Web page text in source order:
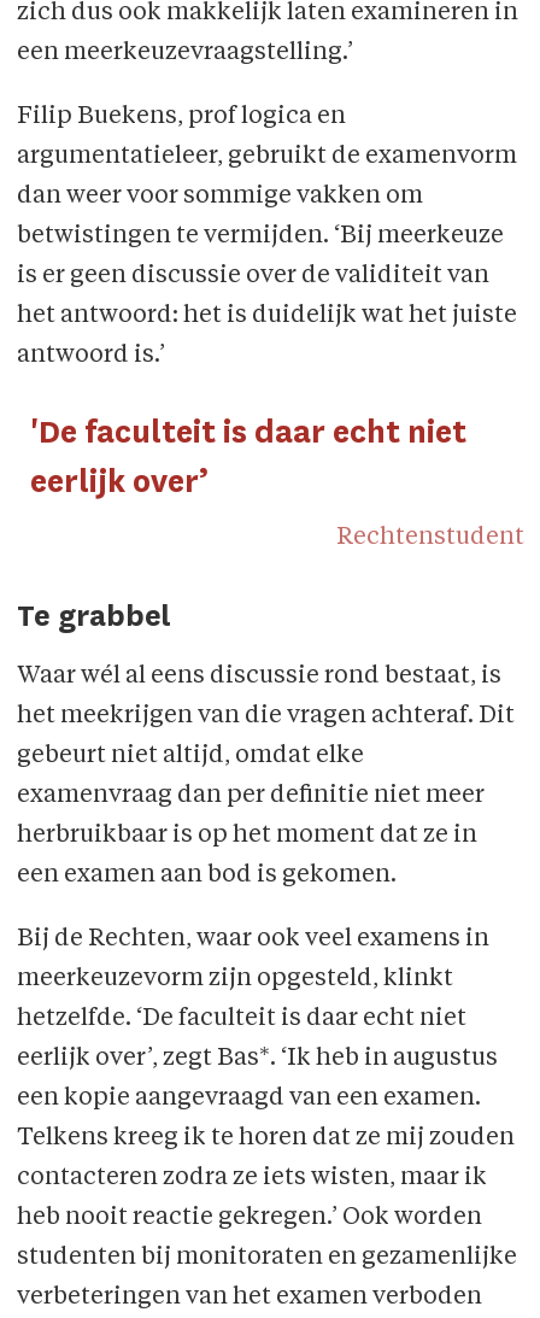
zich dus ook makkelijk laten examineren in
een meerkeuzevraagstelling.’
Filip Buekens, prof logica en
argumentatieleer, gebruikt de examenvorm
dan weer voor sommige vakken om
betwistingen te vermijden. ‘Bij meerkeuze
is er geen discussie over de validiteit van
het antwoord: het is duidelijk wat het juiste
antwoord is.’
'De faculteit is daar echt niet
eerlijk over’
Rechtenstudent
Te grabbel
Waar wél al eens discussie rond bestaat, is
het meekrijgen van die vragen achteraf. Dit
gebeurt niet altijd, omdat elke
examenvraag dan per definitie niet meer
herbruikbaar is op het moment dat ze in
een examen aan bod is gekomen.
Bij de Rechten, waar ook veel examens in
meerkeuzevorm zijn opgesteld, klinkt
hetzelfde. ‘De faculteit is daar echt niet
eerlijk over’, zegt Bas*. ‘Ik heb in augustus
een kopie aangevraagd van een examen.
Telkens kreeg ik te horen dat ze mij zouden
contacteren zodra ze iets wisten, maar ik
heb nooit reactie gekregen.’ Ook worden
studenten bij monitoraten en gezamenlijke
verbeteringen van het examen verboden